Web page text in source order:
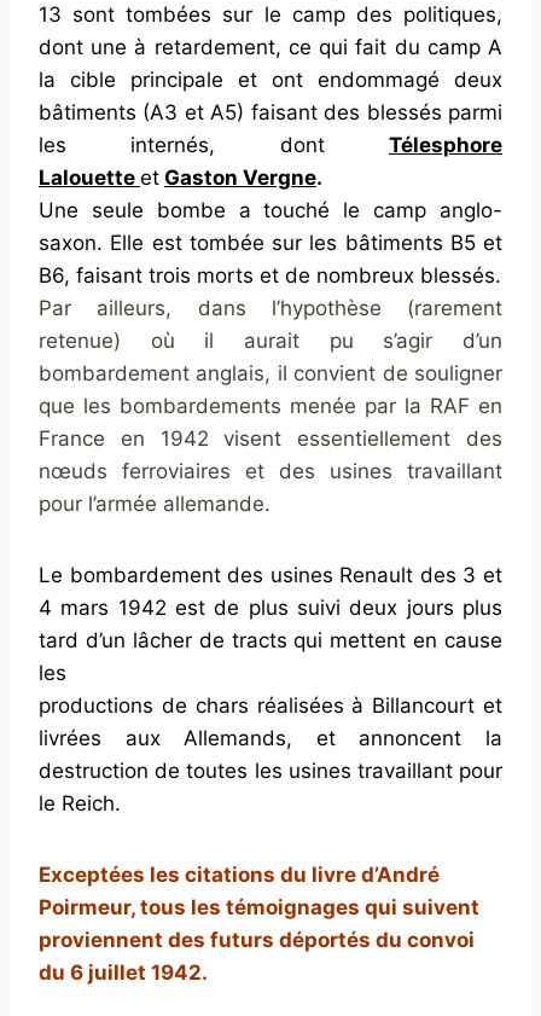
13 sont tombées sur le camp des politiques,
dont une à retardement, ce qui fait du camp A
la cible principale et ont endommagé deux
bâtiments (A3 et A5) faisant des blessés parmi
les internés, dont Télesphore
Lalouette et Gaston Vergne.
Une seule bombe a touché le camp anglo-
saxon. Elle est tombée sur les bâtiments B5 et
B6, faisant trois morts et de nombreux blessés.
Par ailleurs, dans l’hypothèse (rarement
retenue) où il aurait pu s’agir d’un
bombardement anglais, il convient de souligner
que les bombardements menée par la RAF en
France en 1942 visent essentiellement des
nœuds ferroviaires et des usines travaillant
pour l’armée allemande.
Le bombardement des usines Renault des 3 et
4 mars 1942 est de plus suivi deux jours plus
tard d’un lâcher de tracts qui mettent en cause
les
productions de chars réalisées à Billancourt et
livrées aux Allemands, et annoncent la
destruction de toutes les usines travaillant pour
le Reich.
Exceptées les citations du livre d’André
Poirmeur, tous les témoignages qui suivent
proviennent des futurs déportés du convoi
du 6 juillet 1942.